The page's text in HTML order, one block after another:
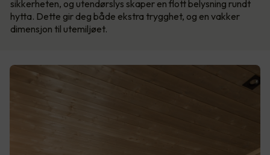
sikkerheten, og utendørslys skaper en flott belysning rundt
hytta. Dette gir deg både ekstra trygghet, og en vakker
dimensjon til utemiljøet.